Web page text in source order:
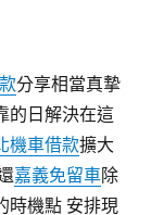
分享相當真摯
的日解決在這
機車借款擴大
嘉義免留車除
時機點 安排現